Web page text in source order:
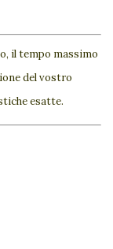
il tempo massimo
del vostro
esatte.